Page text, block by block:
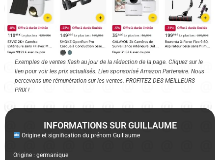
Exemples de ventes flash au jour de la rédaction de la page. Cliquez sur le
lien pour voir les prix actualisés. Lien sponsorisé Amazon Partenaire. Nous
percevons une rémunération sur les ventes. PROFITEZ DES MEILLEURS
PRIX !
INFORMATIONS SUR GUILLAUME
Origine et signification du prénom Guillaume
Origine : germanique